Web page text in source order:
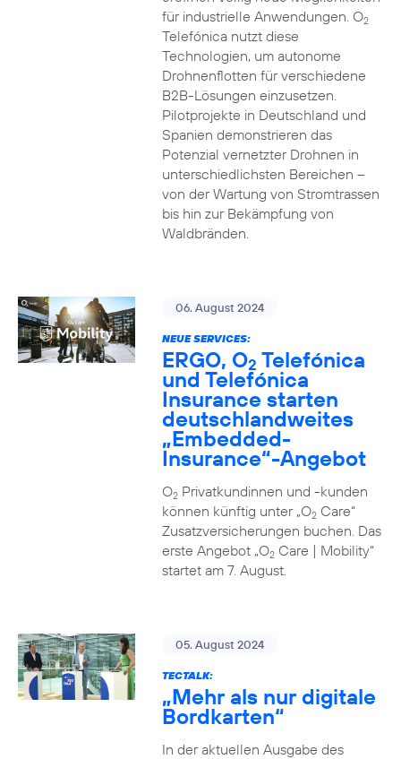
für industrielle Anwendungen. O2
Telefónica nutzt diese
Technologien, um autonome
Drohnenflotten für verschiedene
B2B-Lösungen einzusetzen.
Pilotprojekte in Deutschland und
Spanien demonstrieren das
Potenzial vernetzter Drohnen in
unterschiedlichsten Bereichen –
von der Wartung von Stromtrassen
bis hin zur Bekämpfung von
Waldbränden.
06. August 2024
NEUE SERVICES:
ERGO, O2 Telefónica
und Telefónica
Insurance starten
deutschlandweites
„Embedded-
Insurance“-Angebot
O2Privatkundinnen und -kunden
können künftig unter „O2Care“
Zusatzversicherungen buchen. Das
erste Angebot „O2Care | Mobility“
startet am 7. August.
05. August 2024
TECTALK:
„Mehr als nur digitale
Bordkarten“
In der aktuellen Ausgabe des